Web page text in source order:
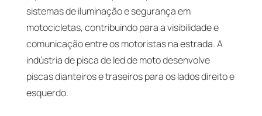
sistemas de iluminação e segurança em
motocicletas, contribuindo para a visibilidade e
comunicação entre os motoristas na estrada. A
indústria de pisca de led de moto desenvolve
piscas dianteiros e traseiros para os lados direito e
esquerdo.